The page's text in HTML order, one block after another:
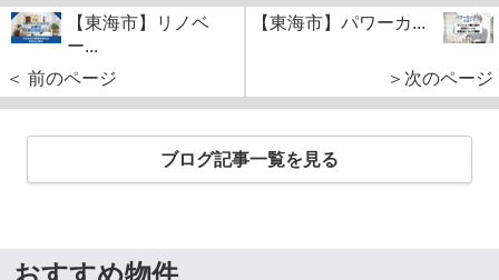
【東海市】リノベ
ー...
＜ 前のページ
【東海市】パワーカ...
＞次のページ
ブログ記事一覧を見る
おすすめ物件